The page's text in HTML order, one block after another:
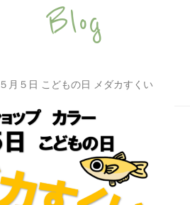
Blog
５月５日 こどもの日 メダカすくい